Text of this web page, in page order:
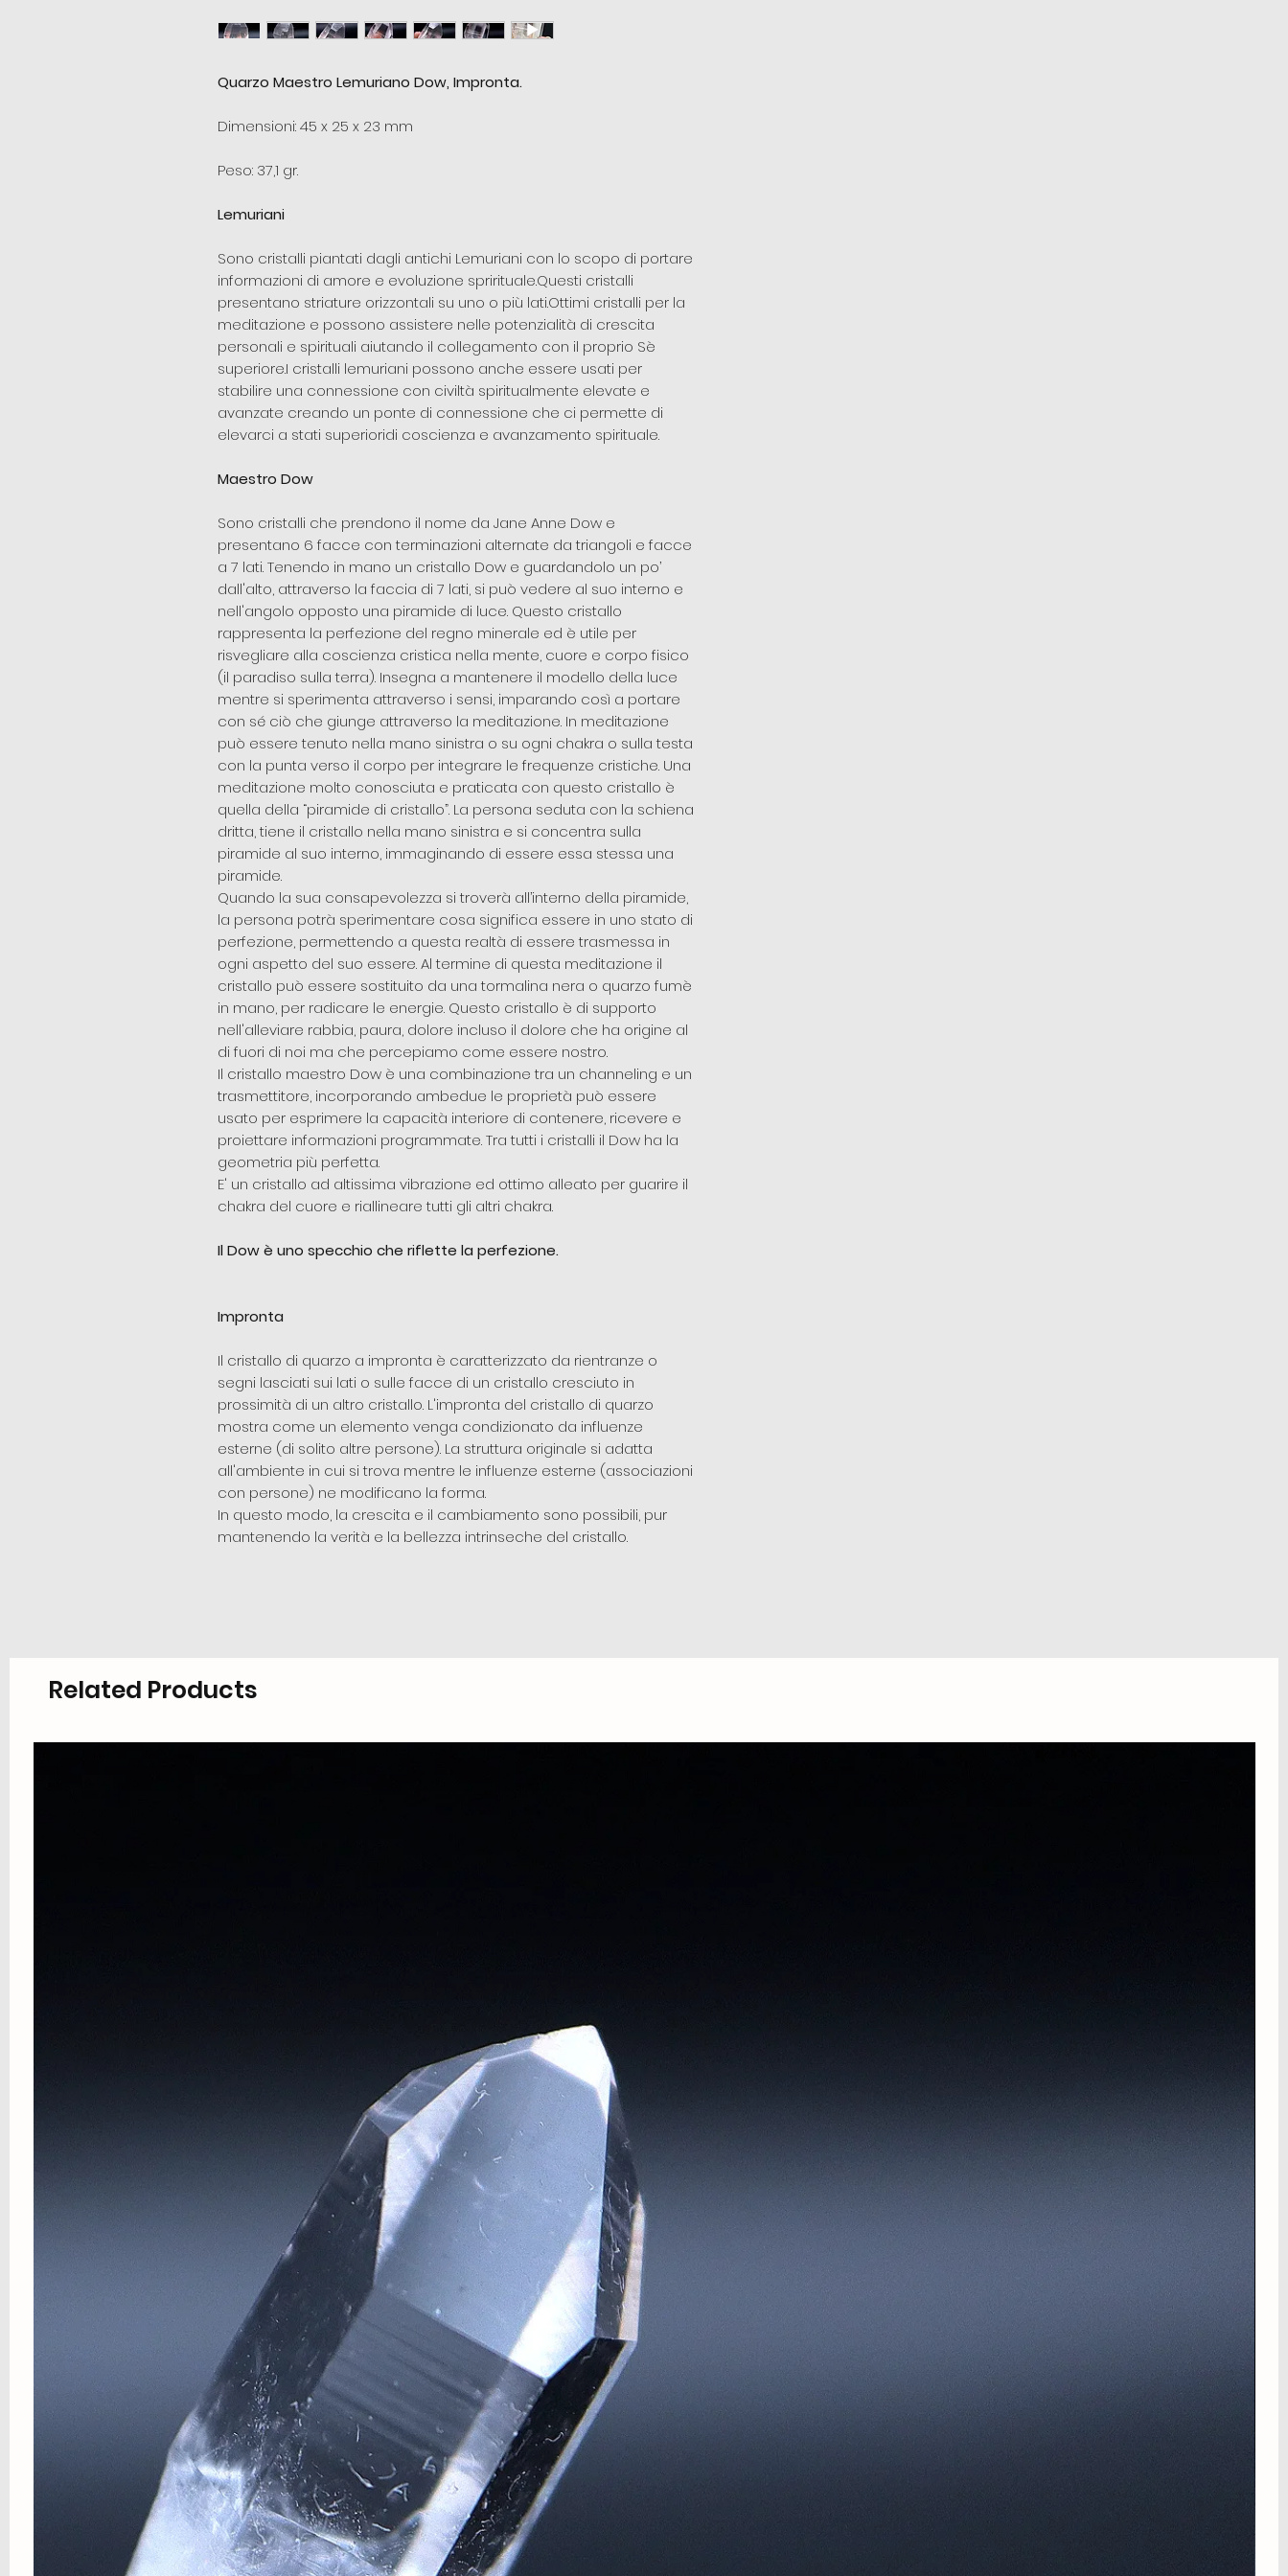
Quarzo Maestro Lemuriano Dow, Impronta.
Dimensioni: 45 x 25 x 23 mm
Peso: 37,1 gr.
Lemuriani
Sono cristalli piantati dagli antichi Lemuriani con lo scopo di portare
informazioni di amore e evoluzione sprirituale.Questi cristalli
presentano striature orizzontali su uno o più lati.Ottimi cristalli per la
meditazione e possono assistere nelle potenzialità di crescita
personali e spirituali aiutando il collegamento con il proprio Sè
superiore.I cristalli lemuriani possono anche essere usati per
stabilire una connessione con civiltà spiritualmente elevate e
avanzate creando un ponte di connessione che ci permette di
elevarci a stati superioridi coscienza e avanzamento spirituale.
Maestro Dow
Sono cristalli che prendono il nome da Jane Anne Dow e
presentano 6 facce con terminazioni alternate da triangoli e facce
a 7 lati. Tenendo in mano un cristallo Dow e guardandolo un po’
dall'alto, attraverso la faccia di 7 lati, si può vedere al suo interno e
nell'angolo opposto una piramide di luce. Questo cristallo
rappresenta la perfezione del regno minerale ed è utile per
risvegliare alla coscienza cristica nella mente, cuore e corpo fisico
(il paradiso sulla terra). Insegna a mantenere il modello della luce
mentre si sperimenta attraverso i sensi, imparando così a portare
con sé ciò che giunge attraverso la meditazione. In meditazione
può essere tenuto nella mano sinistra o su ogni chakra o sulla testa
con la punta verso il corpo per integrare le frequenze cristiche. Una
meditazione molto conosciuta e praticata con questo cristallo è
quella della “piramide di cristallo”. La persona seduta con la schiena
dritta, tiene il cristallo nella mano sinistra e si concentra sulla
piramide al suo interno, immaginando di essere essa stessa una
piramide.
Quando la sua consapevolezza si troverà all’interno della piramide,
la persona potrà sperimentare cosa significa essere in uno stato di
perfezione, permettendo a questa realtà di essere trasmessa in
ogni aspetto del suo essere. Al termine di questa meditazione il
cristallo può essere sostituito da una tormalina nera o quarzo fumè
in mano, per radicare le energie. Questo cristallo è di supporto
nell'alleviare rabbia, paura, dolore incluso il dolore che ha origine al
di fuori di noi ma che percepiamo come essere nostro.
Il cristallo maestro Dow è una combinazione tra un channeling e un
trasmettitore, incorporando ambedue le proprietà può essere
usato per esprimere la capacità interiore di contenere, ricevere e
proiettare informazioni programmate. Tra tutti i cristalli il Dow ha la
geometria più perfetta.
E' un cristallo ad altissima vibrazione ed ottimo alleato per guarire il
chakra del cuore e riallineare tutti gli altri chakra.
Il Dow è uno specchio che riflette la perfezione.
Impronta
Il cristallo di quarzo a impronta è caratterizzato da rientranze o
segni lasciati sui lati o sulle facce di un cristallo cresciuto in
prossimità di un altro cristallo. L'impronta del cristallo di quarzo
mostra come un elemento venga condizionato da influenze
esterne (di solito altre persone). La struttura originale si adatta
all'ambiente in cui si trova mentre le influenze esterne (associazioni
con persone) ne modificano la forma.
In questo modo, la crescita e il cambiamento sono possibili, pur
mantenendo la verità e la bellezza intrinseche del cristallo.
Related Products